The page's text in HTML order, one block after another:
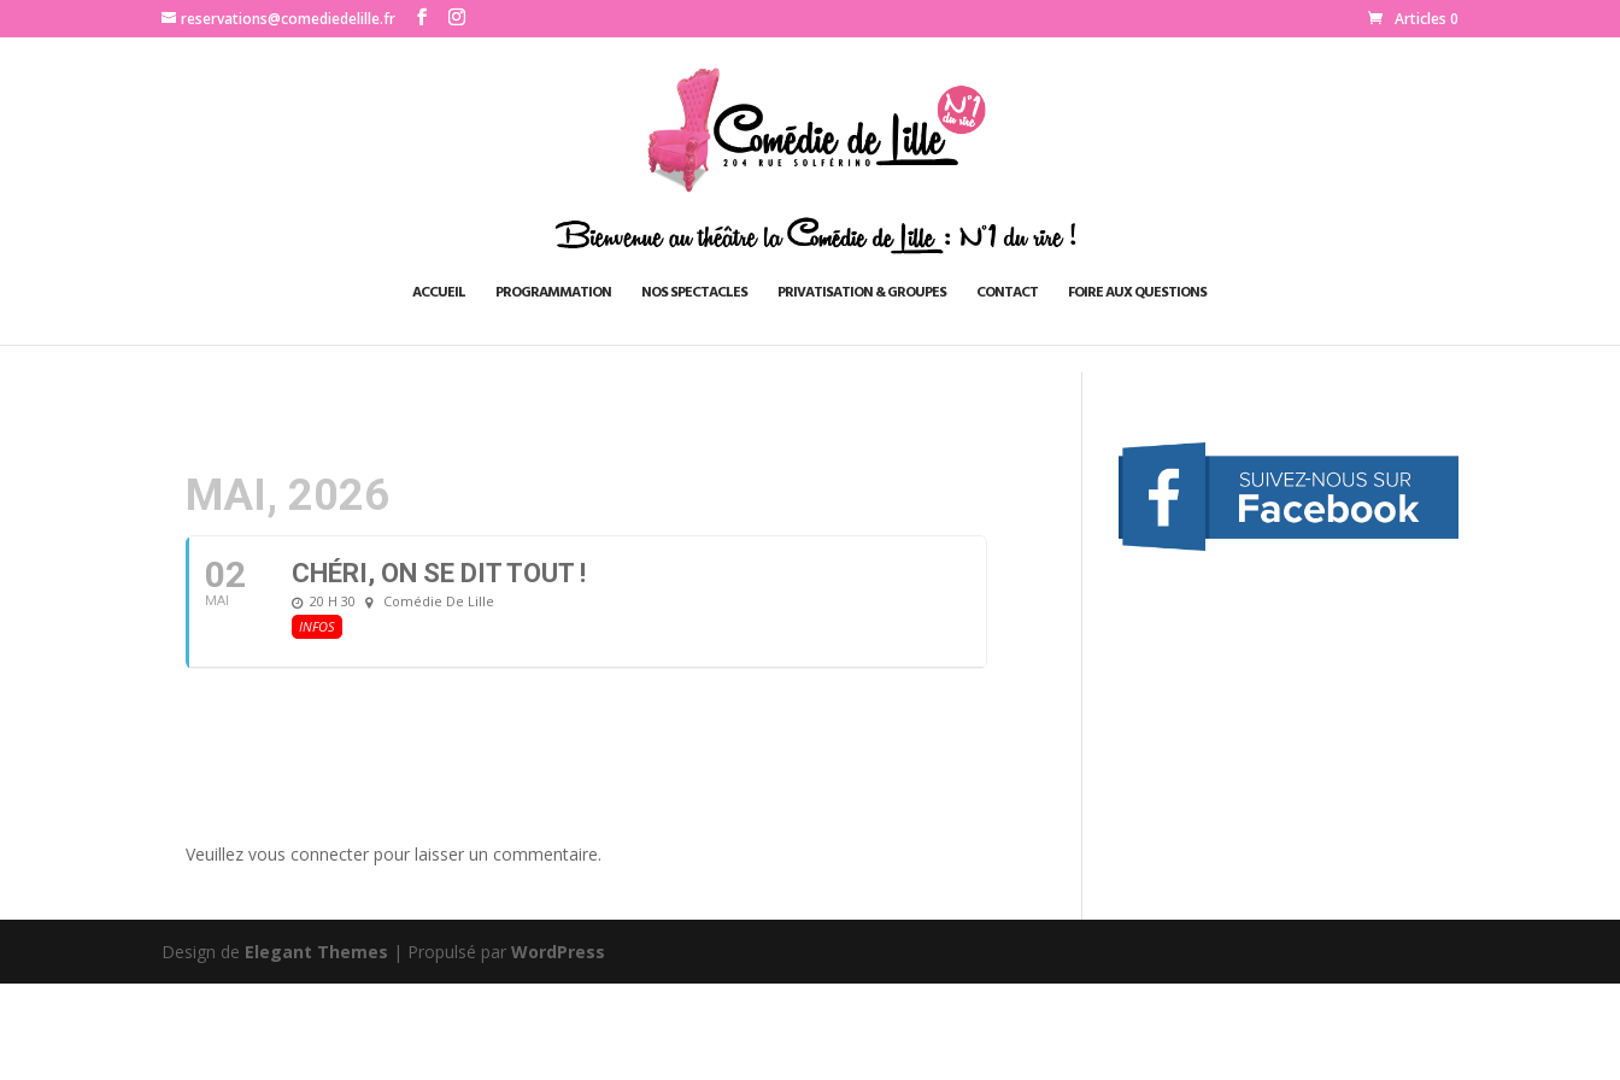
http://www.comediedelille.frreservations@comediedelille.fr Articles 0
ACCUEIL PROGRAMMATION NOS SPECTACLES PRIVATISATION & GROUPES CONTACT FOIRE AUX QUESTIONS
MAI, 2026
02
MAI
CHÉRI, ON SE DIT TOUT !
20 H 30
Comédie De Lille
INFOS
Veuillez vous connecter pour laisser un commentaire.
Design de Elegant Themes | Propulsé parWordPress